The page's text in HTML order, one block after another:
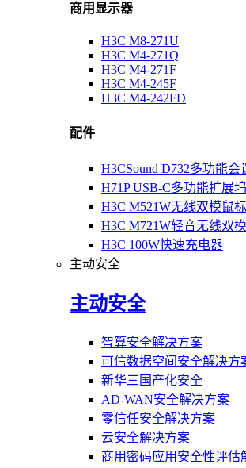
商用显示器
H3C M8-271U
H3C M4-271Q
H3C M4-271F
H3C M4-245F
H3C M4-242FD
配件
H3CSound D732多功能会
H71P USB-C多功能扩展坞
H3C M521W无线双模鼠标
H3C M721W轻音无线双
H3C 100W快速充电器
主动安全
主动安全
智算安全解决方案
可信数据空间安全解决方
新华三国产化安全
AD-WAN安全解决方案
零信任安全解决方案
云安全解决方案
商用密码应用安全性评估